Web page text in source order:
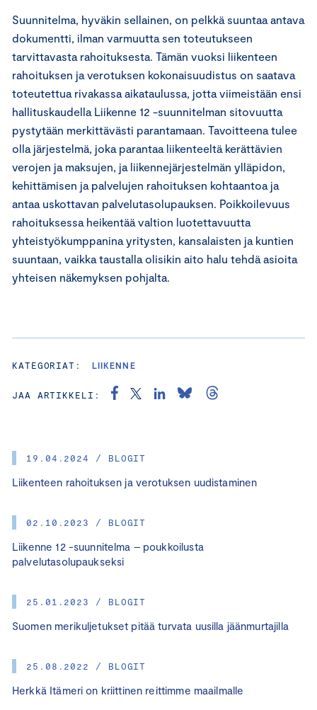
19.04.2024 / BLOGIT
Liikenteen rahoituksen ja verotuksen uudistaminen
02.10.2023 / BLOGIT
Liikenne 12 -suunnitelma – poukkoilusta
palvelutasolupaukseksi
25.01.2023 / BLOGIT
Suomen merikuljetukset pitää turvata uusilla jäänmurtajilla
25.08.2022 / BLOGIT
Herkkä Itämeri on kriittinen reittimme maailmalle
Suunnitelma, hyväkin sellainen, on pelkkä suuntaa antava
dokumentti, ilman varmuutta sen toteutukseen
tarvittavasta rahoituksesta. Tämän vuoksi liikenteen
rahoituksen ja verotuksen kokonaisuudistus on saatava
toteutettua rivakassa aikataulussa, jotta viimeistään ensi
hallituskaudella Liikenne 12 -suunnitelman sitovuutta
pystytään merkittävästi parantamaan. Tavoitteena tulee
olla järjestelmä, joka parantaa liikenteeltä kerättävien
verojen ja maksujen, ja liikennejärjestelmän ylläpidon,
kehittämisen ja palvelujen rahoituksen kohtaantoa ja
antaa uskottavan palvelutasolupauksen. Poikkoilevuus
rahoituksessa heikentää valtion luotettavuutta
yhteistyökumppanina yritysten, kansalaisten ja kuntien
suuntaan, vaikka taustalla olisikin aito halu tehdä asioita
yhteisen näkemyksen pohjalta.
KATEGORIAT: LIIKENNE
JAA ARTIKKELI: